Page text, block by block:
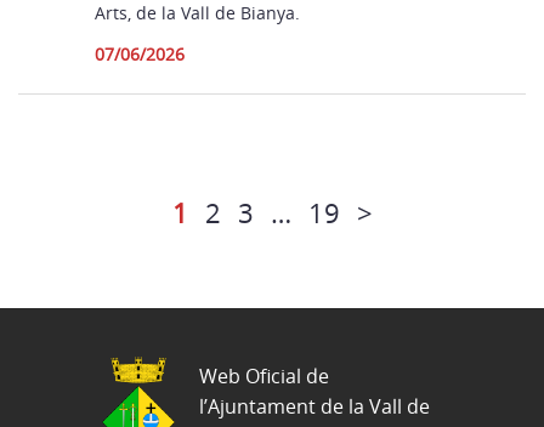
Arts, de la Vall de Bianya.
07/06/2026
1 2 3 … 19 >
Web Oficial de
l’Ajuntament de la Vall de